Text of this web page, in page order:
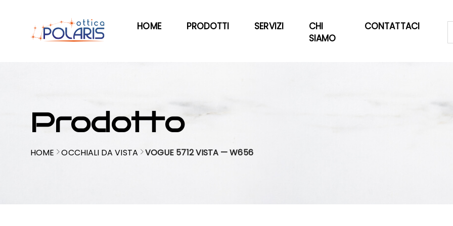
HOME PRODOTTI SERVIZI
CHI
SIAMO
CONTATTACI
Prodotto
HOME OCCHIALI DA VISTA VOGUE 5712 VISTA — W656